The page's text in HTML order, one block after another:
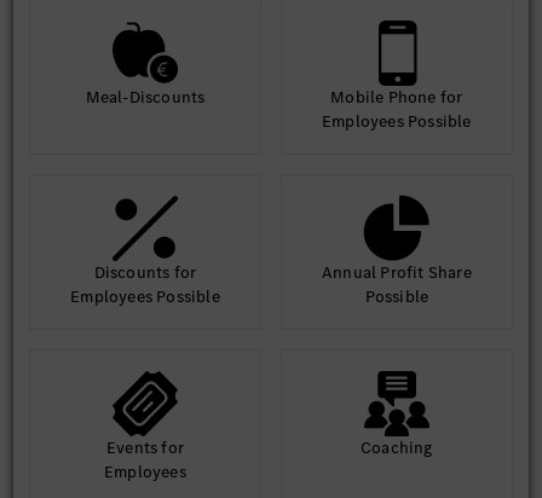
Meal-Discounts
Mobile Phone for
Employees Possible
Discounts for
Employees Possible
Annual Profit Share
Possible
Events for
Employees
Coaching